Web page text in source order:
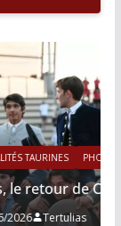
photos